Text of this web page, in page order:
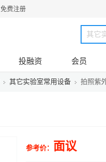
免费注册
投融资 会员
其它实验室常用设备 拍照紫
参考价： 面议